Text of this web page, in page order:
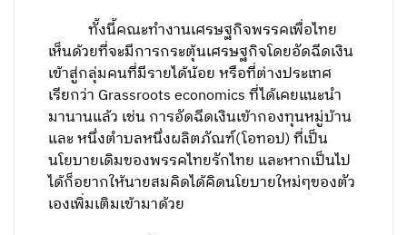
ทั้งนี้คณะทำงานเศรษฐกิจพรรคเพื่อไทย
เห็นด้วยที่จะมีการกระตุ้นเศรษฐกิจโดยอัดฉีดเงิน
เข้าสู่กลุ่มคนที่มีรายได้น้อย หรือที่ต่างประเทศ
เรียกว่า Grassroots economics ที่ได้เคยแนะนำ
มานานแล้ว เช่น การอัดฉีดเงินเข้ากองทุนหมู่บ้าน
และ หนึ่งตำบลหนึ่งผลิตภัณฑ์(โอทอป) ที่เป็น
นโยบายเดิมของพรรคไทยรักไทย และหากเป็นไป
ได้ก็อยากให้นายสมคิดได้คิดนโยบายใหม่ๆของตัว
เองเพิ่มเติมเข้ามาด้วย